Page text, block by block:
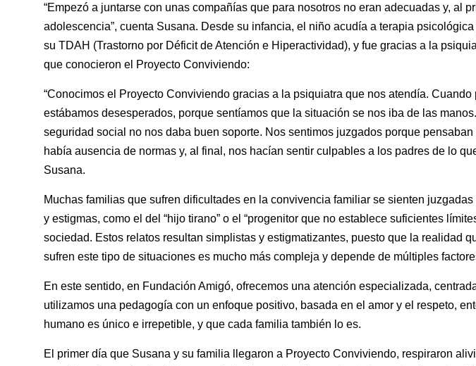
“Empezó a juntarse con unas compañías que para nosotros no eran adecuadas y, al
adolescencia”, cuenta Susana. Desde su infancia, el niño acudía a terapia
su TDAH (Trastorno por Déficit de Atención e Hiperactividad), y fue gracias a la
que conocieron el Proyecto Conviviendo:
“Conocimos el Proyecto Conviviendo gracias a la psiquiatra que nos atendía. Cuando
estábamos desesperados, porque sentíamos que la situación se nos iba de las
seguridad social no nos daba buen soporte. Nos sentimos juzgados porque
había ausencia de normas y, al final, nos hacían sentir culpables a los padres de lo
Susana.
Muchas familias que sufren dificultades en la convivencia familiar se sienten
y estigmas, como el del “hijo tirano” o el “progenitor que no establece suficientes
sociedad. Estos relatos resultan simplistas y estigmatizantes, puesto que la realidad
sufren este tipo de situaciones es mucho más compleja y depende de múltiples
En este sentido, en Fundación Amigó, ofrecemos una atención especializada,
utilizamos una pedagogía con un enfoque positivo, basada en el amor y el respeto,
humano es único e irrepetible, y que cada familia también lo es.
El primer día que Susana y su familia llegaron a Proyecto Conviviendo, respiraron